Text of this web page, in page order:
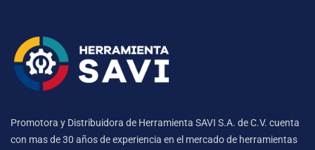
Promotora y Distribuidora de Herramienta SAVI S.A. de C.V. cuenta
con mas de 30 años de experiencia en el mercado de herramientas